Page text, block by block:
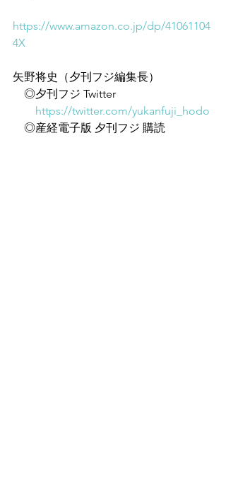
https://www.amazon.co.jp/dp/41061104
4X
矢野将史（夕刊フジ編集長）
◎夕刊フジ Twitter
https://twitter.com/yukanfuji_hodo
◎産経電子版 夕刊フジ 購読